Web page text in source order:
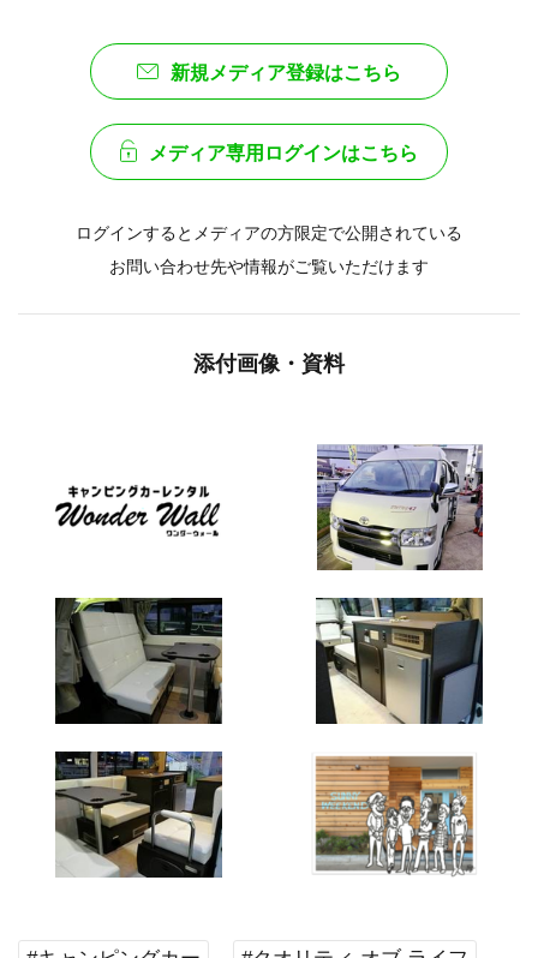
新規メディア登録はこちら
メディア専用ログインはこちら
ログインするとメディアの方限定で公開されている
お問い合わせ先や情報がご覧いただけます
添付画像・資料